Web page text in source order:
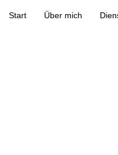
Start Über mich